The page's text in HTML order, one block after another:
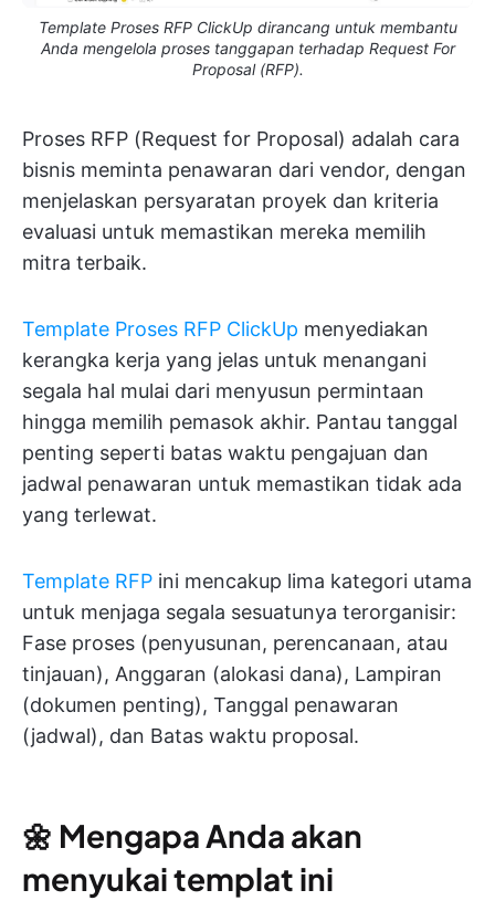
Template Proses RFP ClickUp dirancang untuk membantu
Anda mengelola proses tanggapan terhadap Request For
Proposal (RFP).
Proses RFP (Request for Proposal) adalah cara
bisnis meminta penawaran dari vendor, dengan
menjelaskan persyaratan proyek dan kriteria
evaluasi untuk memastikan mereka memilih
mitra terbaik.
Template Proses RFP ClickUp menyediakan
kerangka kerja yang jelas untuk menangani
segala hal mulai dari menyusun permintaan
hingga memilih pemasok akhir. Pantau tanggal
penting seperti batas waktu pengajuan dan
jadwal penawaran untuk memastikan tidak ada
yang terlewat.
Template RFP ini mencakup lima kategori utama
untuk menjaga segala sesuatunya terorganisir:
Fase proses (penyusunan, perencanaan, atau
tinjauan), Anggaran (alokasi dana), Lampiran
(dokumen penting), Tanggal penawaran
(jadwal), dan Batas waktu proposal.
🌼 Mengapa Anda akan
menyukai templat ini